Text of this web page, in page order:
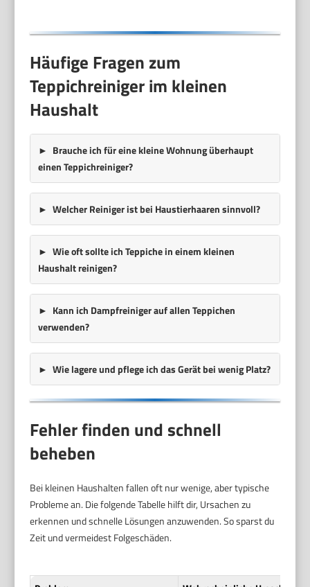
Häufige Fragen zum
Teppichreiniger im kleinen
Haushalt
Brauche ich für eine kleine Wohnung überhaupt
einen Teppichreiniger?
Welcher Reiniger ist bei Haustierhaaren sinnvoll?
Wie oft sollte ich Teppiche in einem kleinen
Haushalt reinigen?
Kann ich Dampfreiniger auf allen Teppichen
verwenden?
Wie lagere und pflege ich das Gerät bei wenig Platz?
Fehler finden und schnell
beheben
Bei kleinen Haushalten fallen oft nur wenige, aber typische
Probleme an. Die folgende Tabelle hilft dir, Ursachen zu
erkennen und schnelle Lösungen anzuwenden. So sparst du
Zeit und vermeidest Folgeschäden.